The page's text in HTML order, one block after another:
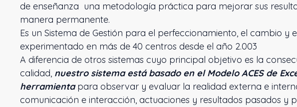
de enseñanza una metodología práctica para mejorar sus
manera permanente.
Es un Sistema de Gestión para el perfeccionamiento, el cambio y
experimentado en más de 40 centros desde el año 2.003
A diferencia de otros sistemas cuyo principal objetivo es la
calidad, nuestro sistema está basado en el Modelo ACES de
herramientapara observar y evaluar la realidad externa e
comunicación e interacción, actuaciones y resultados pasados y